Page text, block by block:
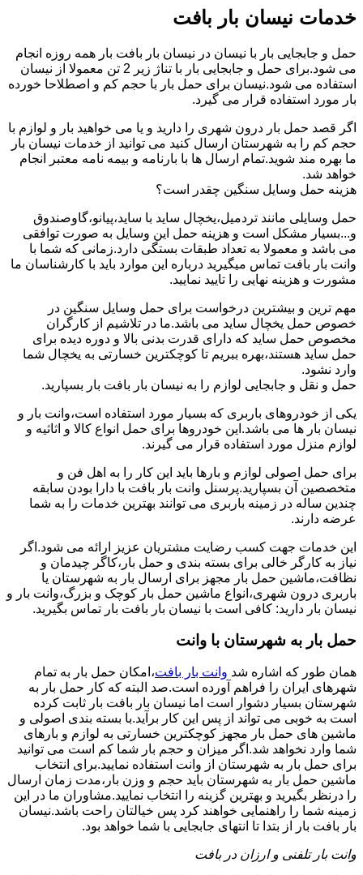
خدمات نیسان بار بافت
حمل و جابجایی بار با نیسان در نیسان بار بافت بار همه روزه انجام
می شود.برای حمل و جابجایی بار با تناژ زیر 2 تن معمولا از نیسان
استفاده می شود.نیسان برای حمل بار با حجم کم و اصطلاحا خورده
بار مورد استفاده قرار می گیرد.
اگر قصد حمل بار درون شهری را دارید و یا می خواهید بار و لوازم با
حجم کم را به شهرستان ارسال کنید می توانید از خدمات نیسان بار
ما بهره مند شوید.تمام ارسال ها با بارنامه و بیمه نامه معتبر انجام
خواهد شد.
هزینه حمل وسایل سنگین چقدر است؟
حمل وسایلی مانند تردمیل،یخچال ساید با ساید،پیانو،گاوصندوق
و...بسیار مشکل است و هزینه حمل این وسایل به صورت توافقی
می باشد و معمولا به تعداد طبقات بستگی دارد.زمانی که شما با
وانت بار بافت تماس میگیرید درباره این موارد باید با کارشناسان ما
مشورت و هزینه نهایی را تایید نمایید.
مهم ترین و بیشترین درخواست برای حمل وسایل سنگین در
خصوص حمل یخچال ساید می باشد.ما در تلاشیم از کارگران
مخصوص حمل ساید که دارای قدرت بدنی بالا و دوره دیده برای
حمل ساید هستند،بهره ببریم تا کوچکترین خسارتی به یخچال شما
وارد نشود.
حمل و نقل و جابجایی لوازم را به نیسان بار بافت بار بسپارید.
یکی از خودروهای باربری که بسیار مورد استفاده است،وانت بار و
نیسان بار ها می باشد.این خودروها برای حمل انواع کالا و اثاثیه و
لوازم منزل مورد استفاده قرار می گیرند.
برای حمل اصولی لوازم و بارها باید این کار را به اهل فن و
متخصصین آن بسپارید.پرسنل وانت بار بافت با دارا بودن سابقه
چندین ساله در زمینه باربری می توانند بهترین خدمات را به شما
عرضه دارند.
این خدمات جهت کسب رضایت مشتریان عزیز ارائه می شود.اگر
نیاز به کارگر خالی برای بسته بندی و حمل بار،کاگر چیدمان و
نظافت،ماشین حمل بار مجهز برای ارسال بار به شهرستان یا
باربری درون شهری،انواع ماشین حمل بار کوچک و بزرگ،وانت بار و
نیسان بار دارید: کافی است با نیسان بار بافت بار تماس بگیرید.
حمل بار به شهرستان با وانت
همان طور که اشاره شد وانت بار بافت،امکان حمل بار به تمام
شهرهای ایران را فراهم آورده است.صد البته که کار حمل بار به
شهرستان بسیار دشوار است اما نیسان بار بافت بار ثابت کرده
است به خوبی می تواند از پس این کار برآید.با بسته بندی اصولی و
ماشین های حمل بار مجهز کوچکترین خسارتی به لوازم و بارهای
شما وارد نخواهد شد.اگر میزان و حجم بار شما کم است می توانید
برای حمل بار به شهرستان از وانت استفاده نمایید.برای انتخاب
ماشین حمل بار به شهرستان باید حجم و وزن بار،مدت زمان ارسال
را درنظر بگیرید و بهترین گزینه را انتخاب نمایید.مشاوران ما در این
زمینه شما را راهنمایی خواهند کرد پس خیالتان راحت باشد.نیسان
بار بافت بار از بتدا تا انتهای جابجایی با شما خواهد بود.
وانت بار تلفنی و ارزان در بافت